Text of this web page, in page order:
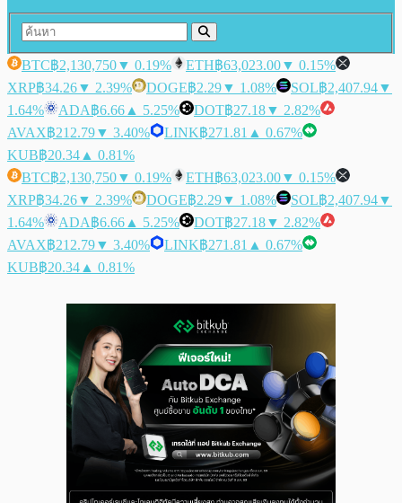
BTC฿2,130,750▼ 0.19% ETH฿63,023.00▼ 0.15%
XRP฿34.26▼ 2.39% DOGE฿2.29▼ 1.08% SOL฿2,407.94▼
1.64%
ADA฿6.66 ▲ 5.25% DOT฿27.18▼ 2.82%
AVAX฿212.79▼ 3.40% LINK฿271.81 ▲ 0.67%
KUB฿20.34 ▲ 0.81%
BTC฿2,130,750▼ 0.19% ETH฿63,023.00▼ 0.15%
XRP฿34.26▼ 2.39% DOGE฿2.29▼ 1.08% SOL฿2,407.94▼
1.64%
ADA฿6.66 ▲ 5.25% DOT฿27.18▼ 2.82%
AVAX฿212.79▼ 3.40% LINK฿271.81 ▲ 0.67%
KUB฿20.34 ▲ 0.81%